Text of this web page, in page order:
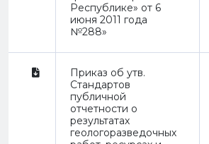
Республике» от 6
июня 2011 года
№288»
Приказ об утв.
Стандартов
публичной
отчетности о
результатах
геологоразведочных